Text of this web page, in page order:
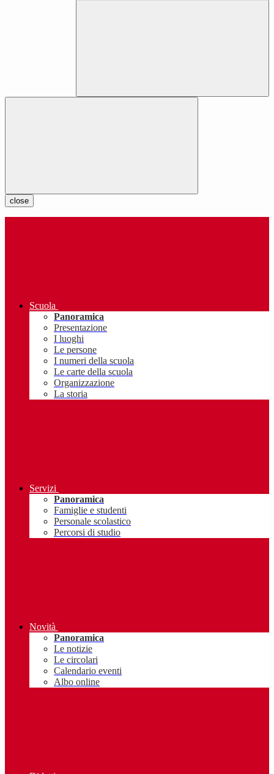
close
Scuola
Panoramica
Presentazione
I luoghi
Le persone
I numeri della scuola
Le carte della scuola
Organizzazione
La storia
Servizi
Panoramica
Famiglie e studenti
Personale scolastico
Percorsi di studio
Novità
Panoramica
Le notizie
Le circolari
Calendario eventi
Albo online